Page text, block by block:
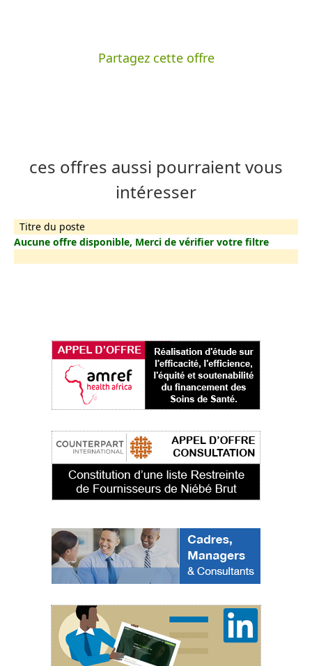
Partagez cette offre
ces offres aussi pourraient vous
intéresser
Titre du poste
Aucune offre disponible, Merci de vérifier votre filtre